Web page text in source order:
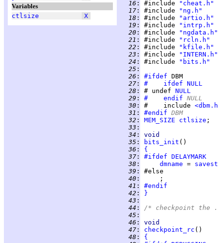
Variables
ctlsize
X
  16
: #include
"cheat.h"
  17
: #include
"ng.h"
  18
: #include
"artio.h"
  19
: #include
"intrp.h"
  20
: #include
"ngdata.h"
  21
: #include
"rcln.h"
  22
: #include
"kfile.h"
  23
: #include
"INTERN.h"
  24
: #include
"bits.h"
  25
:
  26
: #ifdef
  27
: #    ifdef NULL
  28
: #	undef NULL
  29
: #    endif NULL
  30
: #    include
  31
: #endif DBM
  32
: MEM_SIZE ctlsize
  33
:
  34
:
void
  35
: bits_init
  36
:
{
  37
: #ifdef DELAYMARK
  38
: dmname =
  39
:
  40
:
  41
:
#endif
  42
:
}
  43
:
  44
:
/* checkpoint the
  45
:
  46
:
void
  47
: checkpoint_rc
  48
:
{